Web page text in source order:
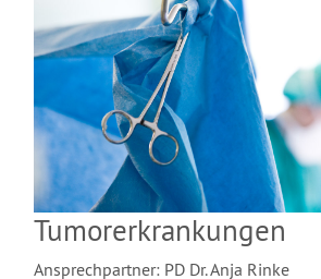
Tumorerkrankungen
Ansprechpartner: PD Dr. Anja Rinke